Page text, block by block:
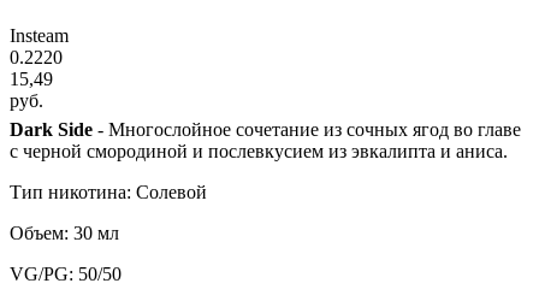
Insteam
0.2220
15,49
руб.
Dark Side - Многослойное сочетание из сочных ягод во главе
с черной смородиной и послевкусием из эвкалипта и аниса.
Тип никотина: Солевой
Объем: 30 мл
VG/PG: 50/50